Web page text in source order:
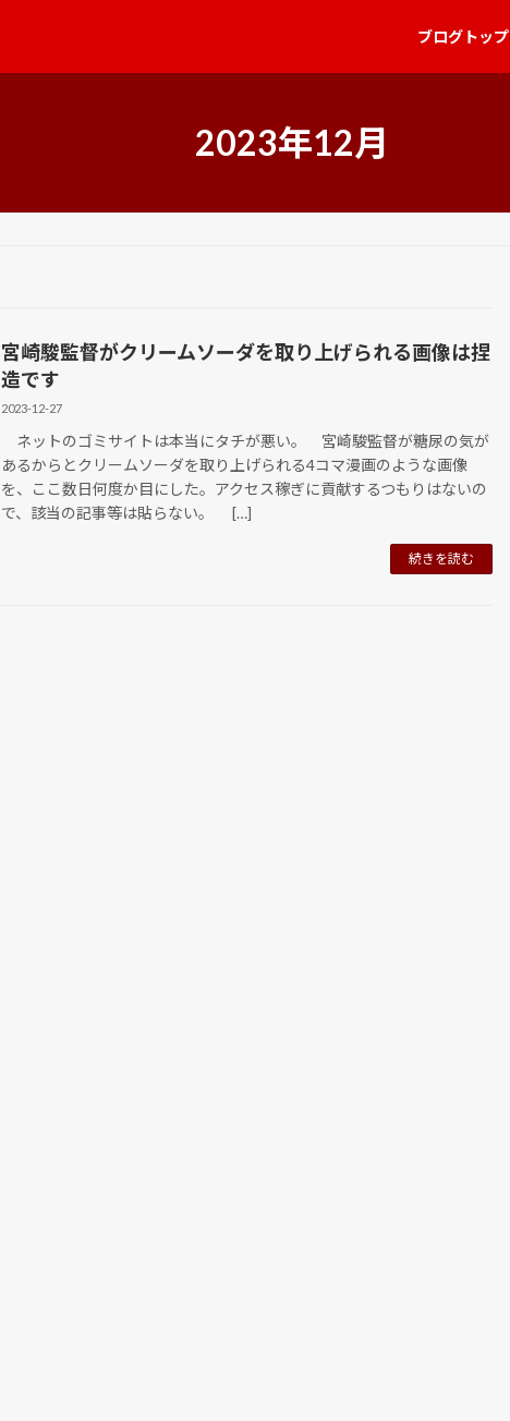
ブログトップ
2023年12月
宮崎駿監督がクリームソーダを取り上げられる画像は捏
造です
2023-12-27
ネットのゴミサイトは本当にタチが悪い。 宮崎駿監督が糖尿の気が
あるからとクリームソーダを取り上げられる4コマ漫画のような画像
を、ここ数日何度か目にした。アクセス稼ぎに貢献するつもりはないの
で、該当の記事等は貼らない。 […]
続きを読む